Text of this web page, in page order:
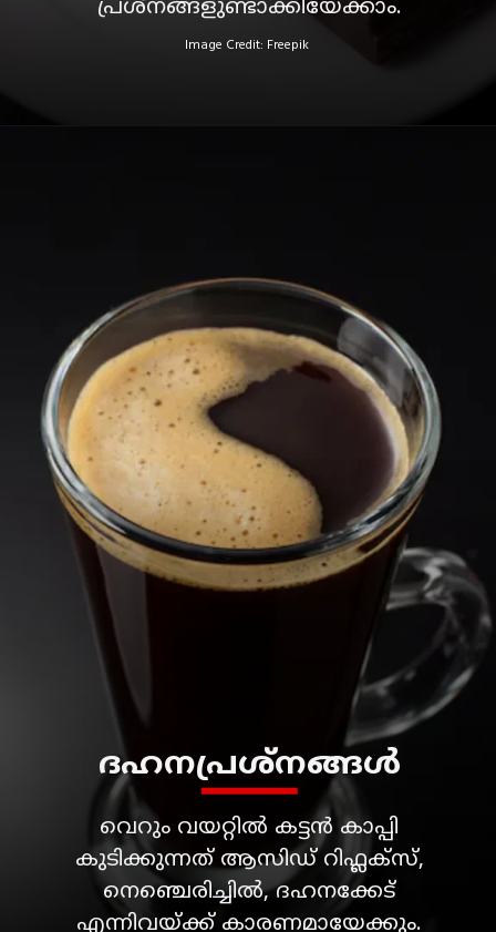
Image Credit: Freepik
വെറും വയറ്റിൽ കട്ടൻ കാപ്പി
കുടിക്കുന്നത് ആസിഡ് റിഫ്ലക്സ്,
നെഞ്ചെരിച്ചിൽ, ദഹനക്കേട്
ദഹനപ്രശ്നങ്ങൾ